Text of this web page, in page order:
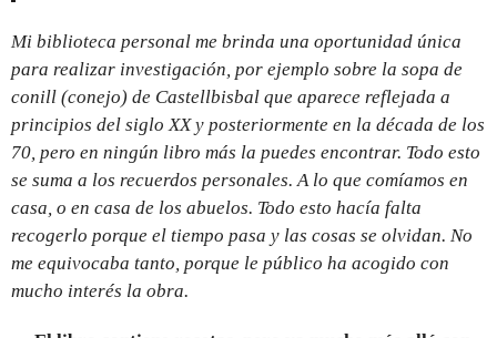
Mi biblioteca personal me brinda una oportunidad única
para realizar investigación, por ejemplo sobre la sopa de
conill (conejo) de Castellbisbal que aparece reflejada a
principios del siglo XX y posteriormente en la década de los
70, pero en ningún libro más la puedes encontrar. Todo esto
se suma a los recuerdos personales. A lo que comíamos en
casa, o en casa de los abuelos. Todo esto hacía falta
recogerlo porque el tiempo pasa y las cosas se olvidan. No
me equivocaba tanto, porque le público ha acogido con
mucho interés la obra.